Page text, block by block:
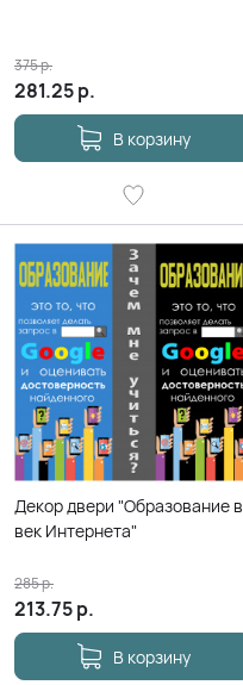
281.25р.
375р.
В корзину
Декор двери "Образование в
век Интернета"
213.75р.
285р.
В корзину